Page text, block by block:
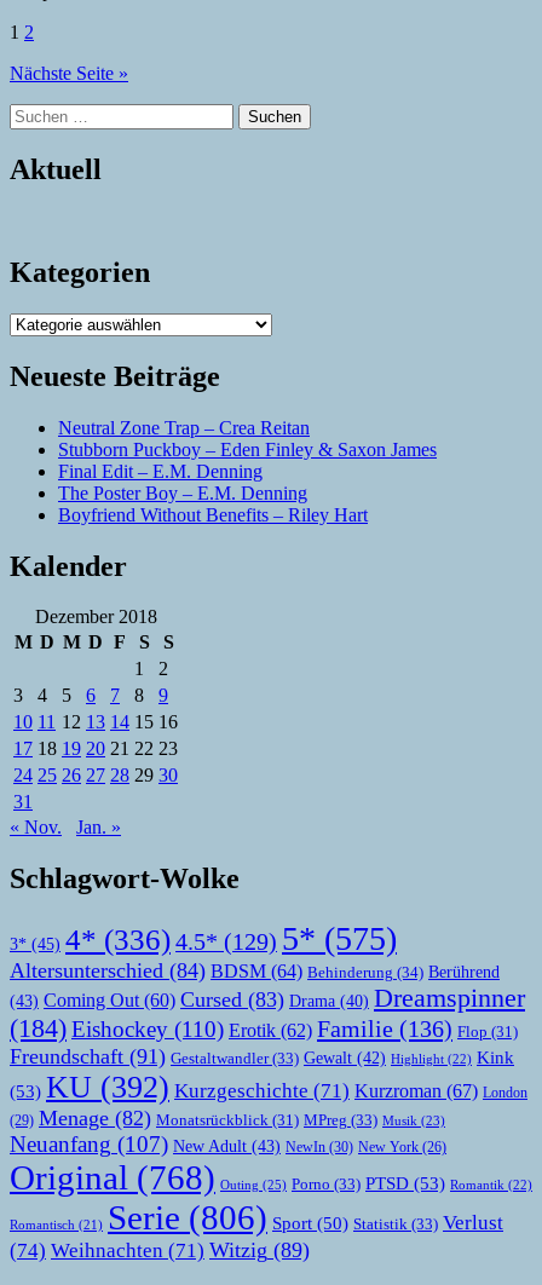
Seitennummerierung
der
Beiträge
1 2
Nächste Seite »
Suchen
nach:
Aktuell
Kategorien
Kategorien
Neueste Beiträge
Neutral Zone Trap – Crea Reitan
Stubborn Puckboy – Eden Finley & Saxon James
Final Edit – E.M. Denning
The Poster Boy – E.M. Denning
Boyfriend Without Benefits – Riley Hart
Kalender
Dezember 2018
M D M D F S
S
1
2
3
4 5 6 7 8
9
10 11 12 13 14 15 16
17 18 19 20 21 22 23
24 25 26 27 28 29 30
31
« Nov.
Jan. »
Schlagwort-Wolke
3* (45) 4* (336)4.5* (129) 5* (575)
Altersunterschied (84) BDSM (64) Behinderung (34) Berührend
(43) Coming Out (60) Cursed (83) Drama (40) Dreamspinner
(184)Eishockey (110) Erotik (62) Familie (136) Flop (31)
Freundschaft (91) Gestaltwandler(33) Gewalt (42) Highlight (22) Kink
(53) KU (392) Kurzgeschichte (71) Kurzroman (67) London
(29) Menage (82) Monatsrückblick (31) MPreg (33) Musik (23)
Neuanfang (107) New Adult (43) NewIn (30) New York (26)
Original (768) Outing (25) Porno (33) PTSD (53) Romantik (22)
Romantisch (21) Serie (806) Sport (50) Statistik (33) Verlust
(74) Weihnachten (71) Witzig (89)